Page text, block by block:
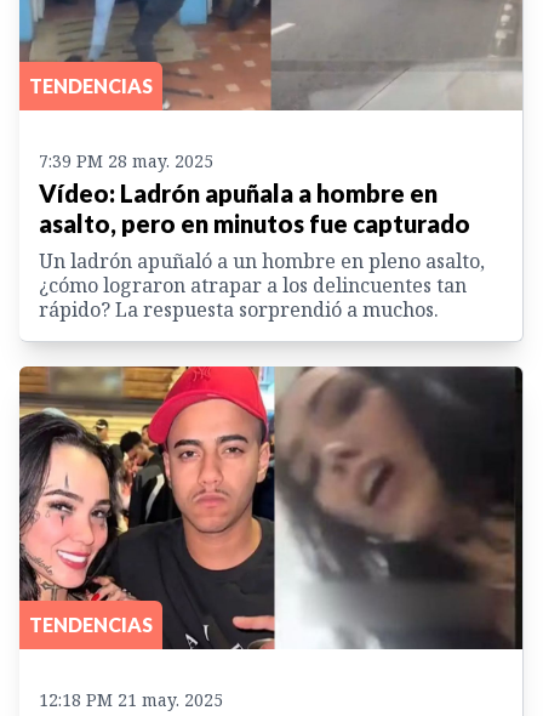
TENDENCIAS
7:39 PM 28 may. 2025
Vídeo: Ladrón apuñala a hombre en
asalto, pero en minutos fue capturado
Un ladrón apuñaló a un hombre en pleno asalto,
¿cómo lograron atrapar a los delincuentes tan
rápido? La respuesta sorprendió a muchos.
TENDENCIAS
12:18 PM 21 may. 2025